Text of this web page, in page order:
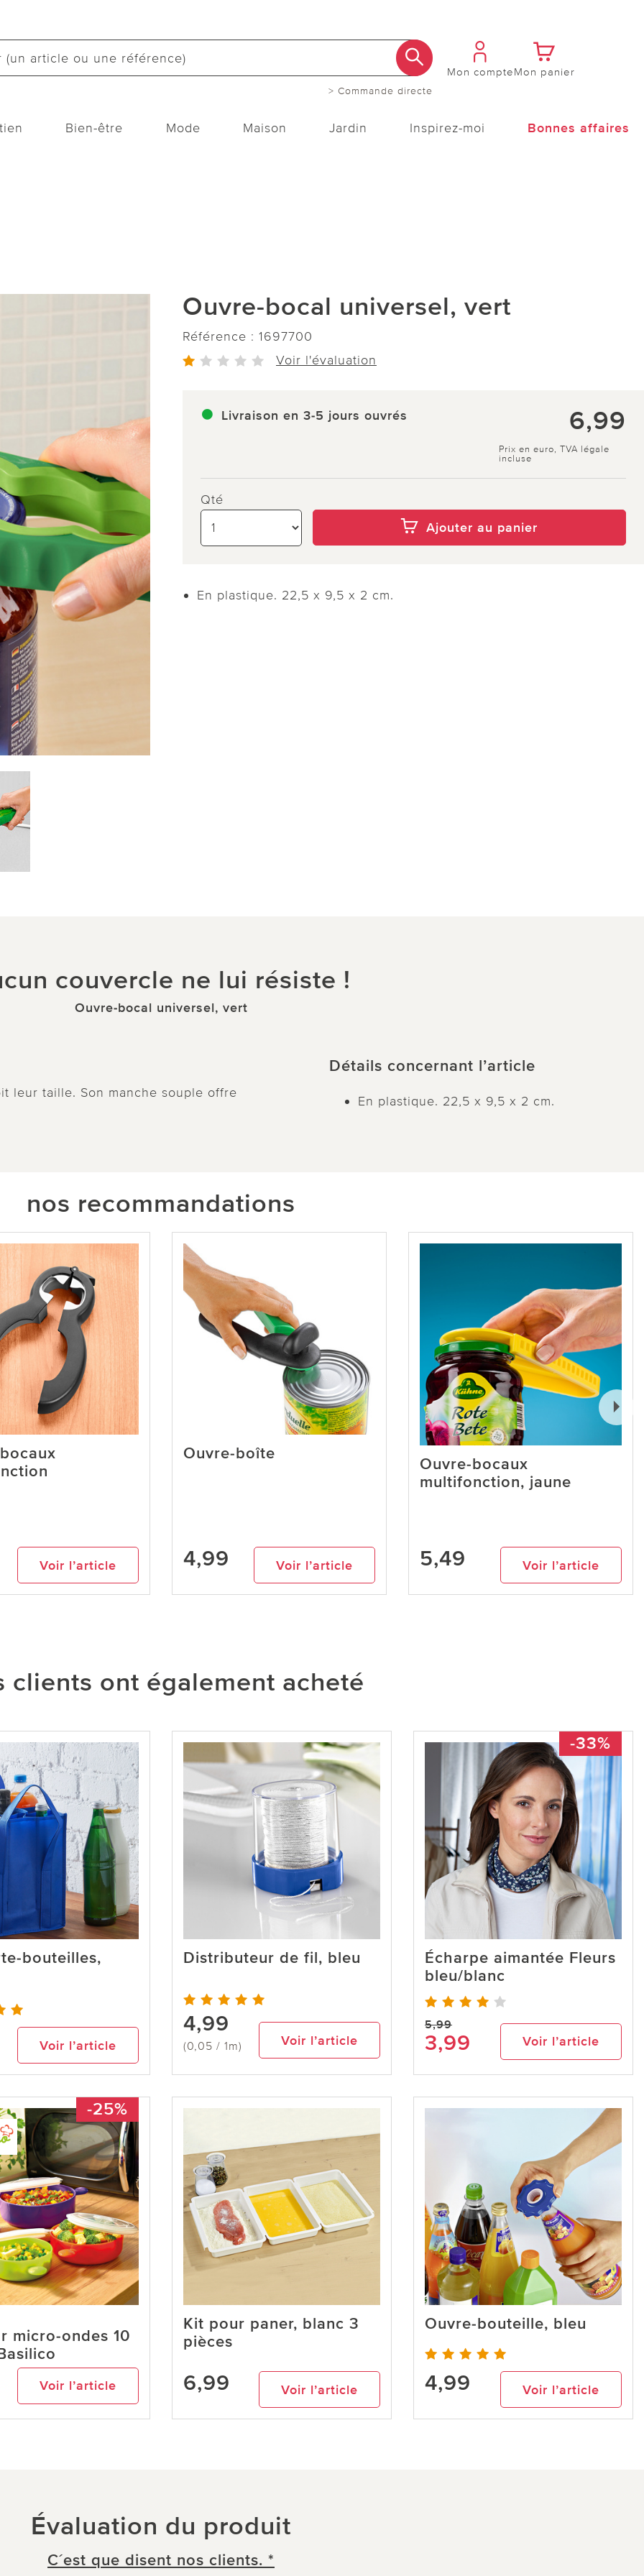
> Commande directe
Mon compteMon panier
Bien-être Mode Maison Jardin Inspirez-moi Bonnes affaires
Ouvre-bocal universel, vert
Référence : 1697700
Voir l'évaluation
Livraison en 3-5 jours ouvrés 6,99
Prix en euro, TVA légale
incluse
Qté
Ajouter au panier
En plastique. 22,5 x 9,5 x 2 cm.
couvercle ne lui résiste !
Ouvre-bocal universel, vert
leur taille. Son manche souple offre
Détails concernant l’article
En plastique. 22,5 x 9,5 x 2 cm.
nos recommandations
Voir l’article
Ouvre-boîte
4,99 Voir l’article
Ouvre-bocaux
multifonction, jaune
5,49 Voir l’article
clients ont également acheté
bouteilles,
Voir l’article
Distributeur de fil, bleu
4,99
(0,05 / 1m) Voir l’article
-33%
Écharpe aimantée Fleurs
bleu/blanc
5,99
3,99 Voir l’article
-25%
micro-ondes 10
Voir l’article
Kit pour paner, blanc 3
pièces
6,99 Voir l’article
Ouvre-bouteille, bleu
4,99 Voir l’article
Évaluation du produit
C´est que disent nos clients. *